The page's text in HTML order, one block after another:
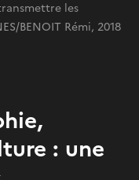
les
BENOIT Rémi, 2018
: une